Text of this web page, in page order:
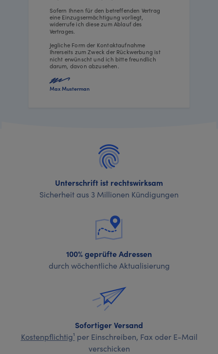
Sofern Ihnen für den betreffenden Vertrag
eine Einzugsermächtigung vorliegt,
widerrufe ich diese zum Ablauf des
Vertrages.
Jegliche Form der Kontaktaufnahme
Ihrerseits zum Zweck der Rückwerbung ist
nicht erwünscht und ich bitte freundlich
darum, davon abzusehen.
Max Musterman
Unterschrift ist rechtswirksam
Sicherheit aus 3 Millionen Kündigungen
100% geprüfte Adressen
durch wöchentliche Aktualisierung
Sofortiger Versand
Kostenpflichtig¹ per Einschreiben, Fax oder E-Mail
verschicken